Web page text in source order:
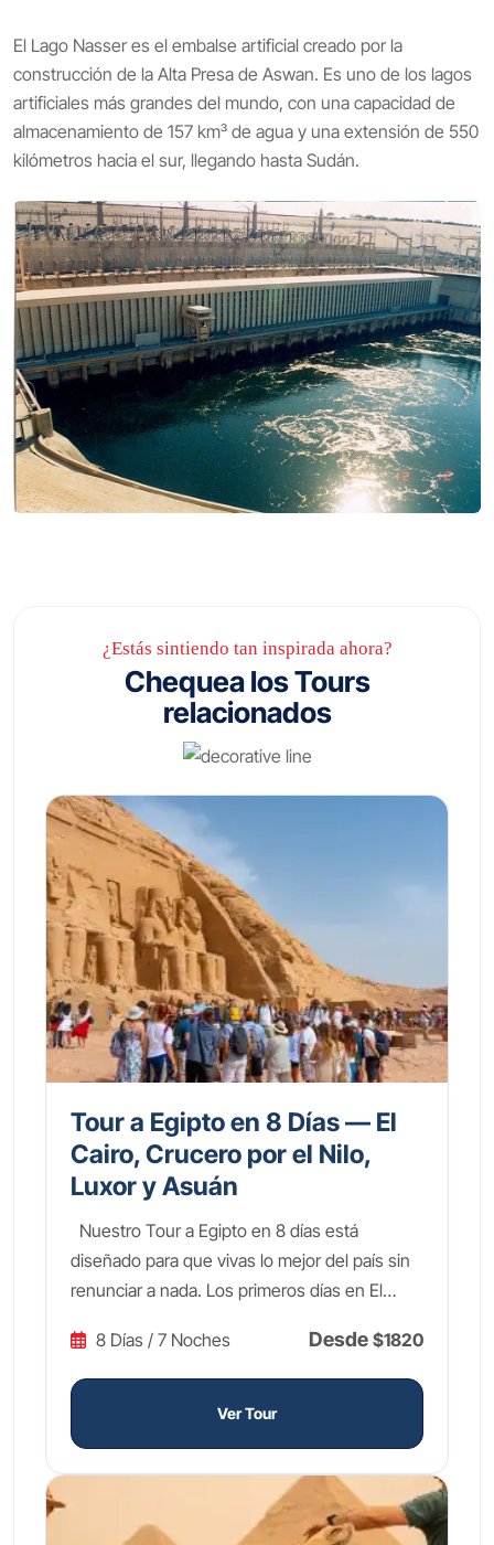
El Lago Nasser es el embalse artificial creado por la
construcción de la Alta Presa de Aswan. Es uno de los lagos
artificiales más grandes del mundo, con una capacidad de
almacenamiento de 157 km³ de agua y una extensión de 550
kilómetros hacia el sur, llegando hasta Sudán.
¿Estás sintiendo tan inspirada ahora?
Chequea los Tours
relacionados
Tour a Egipto en 8 Días — El
Cairo, Crucero por el Nilo,
Luxor y Asuán
Nuestro Tour a Egipto en 8 días está
diseñado para que vivas lo mejor del país sin
renunciar a nada. Los primeros días en El
de Guiza, la imponente Esfinge y el fascinante
Gran Museo Egipcio, donde los tesoros de
Tutankamón te dejarán sin palabras. Después
volarás hacia el sur para embarcarte en un
crucero de lujo 5 estrellas por el Nilo de Luxor
a Asuán, navegando las mismas aguas
sagradas que surcaron los faraones. A lo largo
8 Días / 7 Noches Desde $1820
Ver Tour